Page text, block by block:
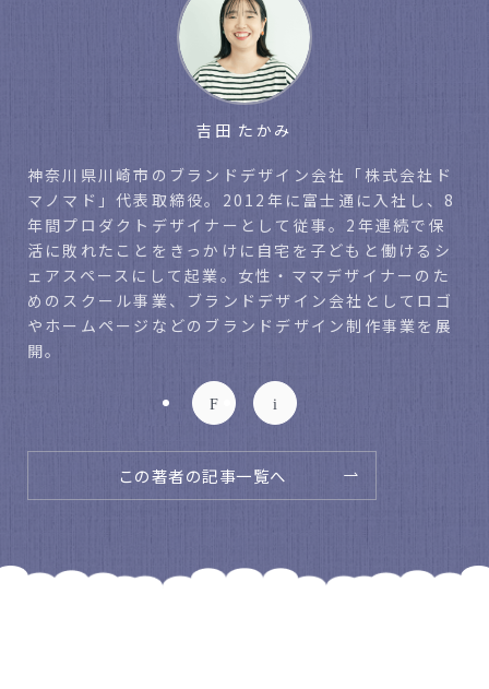
吉田 たかみ
神奈川県川崎市のブランドデザイン会社「株式会社ド
マノマド」代表取締役。2012年に富士通に入社し、8
年間プロダクトデザイナーとして従事。2年連続で保
活に敗れたことをきっかけに自宅を子どもと働けるシ
ェアスペースにして起業。女性・ママデザイナーのた
めのスクール事業、ブランドデザイン会社としてロゴ
やホームページなどのブランドデザイン制作事業を展
開。
この著者の記事一覧へ